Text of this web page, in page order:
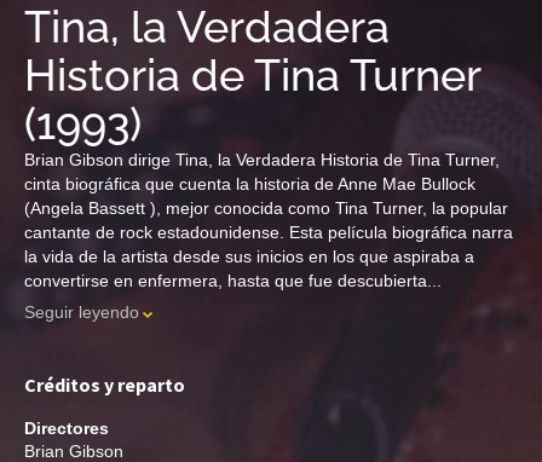
Tina, la Verdadera
Historia de Tina Turner
(1993)
Brian Gibson dirige Tina, la Verdadera Historia de Tina Turner,
cinta biográfica que cuenta la historia de Anne Mae Bullock
(Angela Bassett ), mejor conocida como Tina Turner, la popular
cantante de rock estadounidense. Esta película biográfica narra
la vida de la artista desde sus inicios en los que aspiraba a
convertirse en enfermera, hasta que fue descubierta...
Seguir leyendo
Créditos y reparto
Directores
Brian Gibson